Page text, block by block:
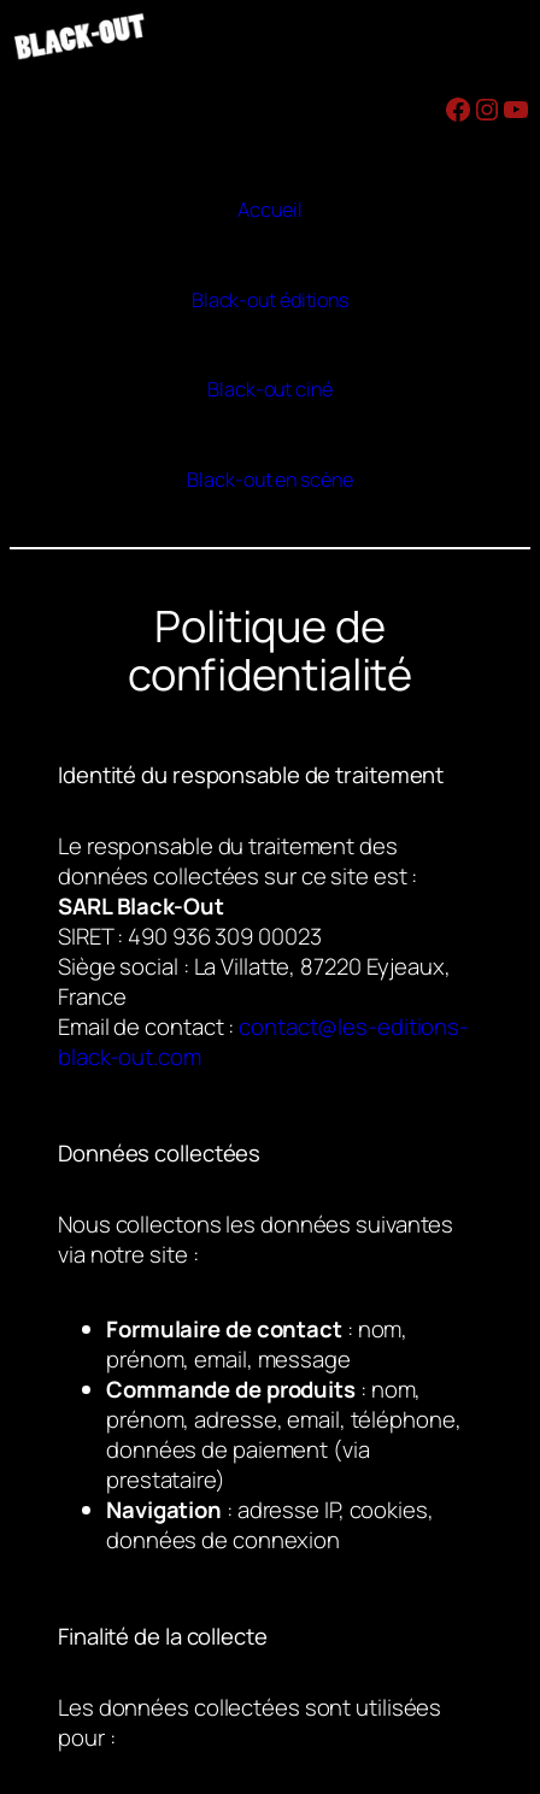
Aller
au
Facebook Instagram YouTube
Accueil
Black-out éditions
Black-out ciné
Black-out en scène
Politique de
confidentialité
Identité du responsable de traitement
Le responsable du traitement des
données collectées sur ce site est :
SARL Black-Out
SIRET : 490 936 309 00023
Siège social : La Villatte, 87220 Eyjeaux,
France
Email de contact :contact@les-editions-
black-out.com
Données collectées
Nous collectons les données suivantes
via notre site :
Formulaire de contact: nom,
prénom, email, message
Commande de produits : nom,
prénom, adresse, email, téléphone,
données de paiement (via
prestataire)
Navigation : adresse IP, cookies,
données de connexion
Finalité de la collecte
Les données collectées sont utilisées
pour :